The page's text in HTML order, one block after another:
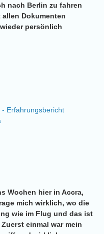
nach Berlin zu fahren
Dokumenten
persönlich
Erfahrungsbericht
Wochen hier in Accra,
mich wirklich, wo die
wie im Flug und das ist
einmal war mein